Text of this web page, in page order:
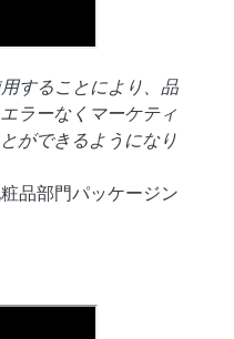
することにより、品
ラーなくマーケティ
ができるようになり
品部門パッケージン